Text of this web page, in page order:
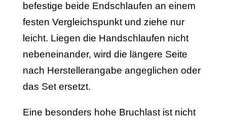
befestige beide Endschlaufen an einem
festen Vergleichspunkt und ziehe nur
leicht. Liegen die Handschlaufen nicht
nebeneinander, wird die längere Seite
nach Herstellerangabe angeglichen oder
das Set ersetzt.
Eine besonders hohe Bruchlast ist nicht